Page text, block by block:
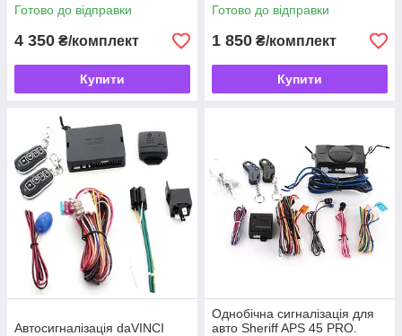
Готово до відправки
4 350 ₴/комплект
Купити
Готово до відправки
1 850 ₴/комплект
Купити
Автосигналізація daVINCI
Однобічна сигналізація для
авто Sheriff APS 45 PRO.